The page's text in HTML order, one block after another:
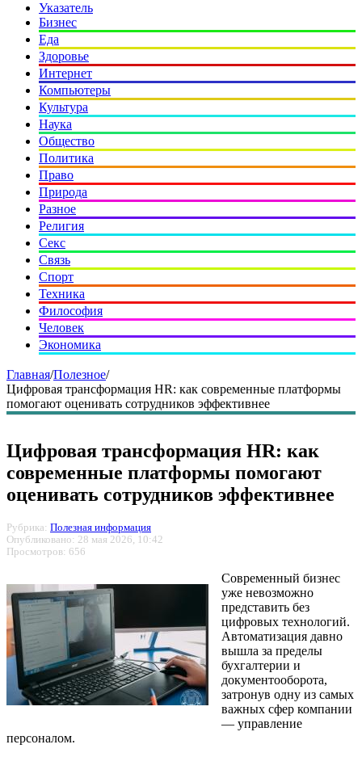
Указатель
Бизнес
Еда
Здоровье
Интернет
Компьютеры
Культура
Наука
Общество
Политика
Право
Природа
Разное
Религия
Секс
Связь
Спорт
Техника
Философия
Человек
Экономика
Главная/Полезное/
Цифровая трансформация HR: как современные платформы
помогают оценивать сотрудников эффективнее
Цифровая трансформация HR: как
современные платформы помогают
оценивать сотрудников эффективнее
Рубрика: Полезная информация
Опубликовано: 28 мая 2026, 10:42
Просмотров: 656
Современный бизнес
уже невозможно
представить без
цифровых технологий.
Автоматизация давно
вышла за пределы
бухгалтерии и
документооборота,
затронув одну из самых
важных сфер компании
— управление
персоналом.